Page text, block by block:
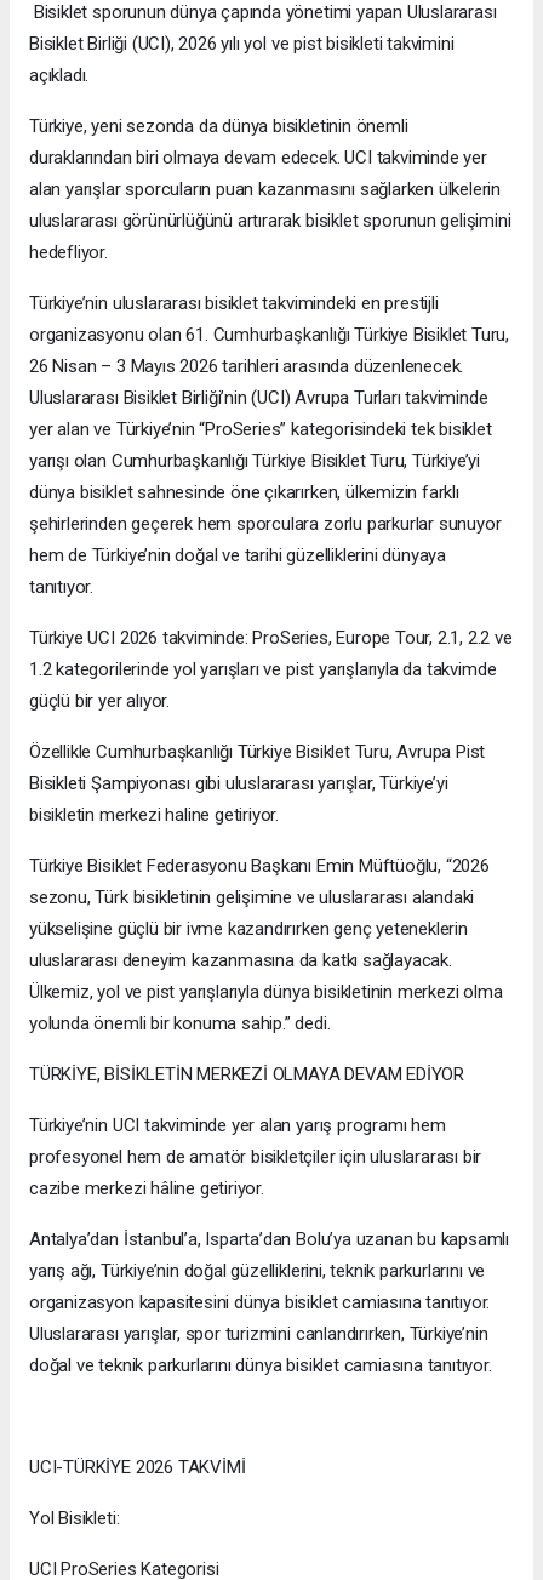
Bisiklet sporunun dünya çapında yönetimi yapan Uluslararası
Bisiklet Birliği (UCI), 2026 yılı yol ve pist bisikleti takvimini
açıkladı.
Türkiye, yeni sezonda da dünya bisikletinin önemli
duraklarından biri olmaya devam edecek. UCI takviminde yer
alan yarışlar sporcuların puan kazanmasını sağlarken ülkelerin
uluslararası görünürlüğünü artırarak bisiklet sporunun gelişimini
hedefliyor.
Türkiye’nin uluslararası bisiklet takvimindeki en prestijli
organizasyonu olan 61. Cumhurbaşkanlığı Türkiye Bisiklet Turu,
26 Nisan – 3 Mayıs 2026 tarihleri arasında düzenlenecek.
Uluslararası Bisiklet Birliği’nin (UCI) Avrupa Turları takviminde
yer alan ve Türkiye’nin “ProSeries” kategorisindeki tek bisiklet
yarışı olan Cumhurbaşkanlığı Türkiye Bisiklet Turu, Türkiye’yi
dünya bisiklet sahnesinde öne çıkarırken, ülkemizin farklı
şehirlerinden geçerek hem sporculara zorlu parkurlar sunuyor
hem de Türkiye’nin doğal ve tarihi güzelliklerini dünyaya
tanıtıyor.
Türkiye UCI 2026 takviminde: ProSeries, Europe Tour, 2.1, 2.2 ve
1.2 kategorilerinde yol yarışları ve pist yarışlarıyla da takvimde
güçlü bir yer alıyor.
Özellikle Cumhurbaşkanlığı Türkiye Bisiklet Turu, Avrupa Pist
Bisikleti Şampiyonası gibi uluslararası yarışlar, Türkiye’yi
bisikletin merkezi haline getiriyor.
Türkiye Bisiklet Federasyonu Başkanı Emin Müftüoğlu, “2026
sezonu, Türk bisikletinin gelişimine ve uluslararası alandaki
yükselişine güçlü bir ivme kazandırırken genç yeteneklerin
uluslararası deneyim kazanmasına da katkı sağlayacak.
Ülkemiz, yol ve pist yarışlarıyla dünya bisikletinin merkezi olma
yolunda önemli bir konuma sahip.” dedi.
TÜRKİYE, BİSİKLETİN MERKEZİ OLMAYA DEVAM EDİYOR
Türkiye’nin UCI takviminde yer alan yarış programı hem
profesyonel hem de amatör bisikletçiler için uluslararası bir
cazibe merkezi hâline getiriyor.
Antalya’dan İstanbul’a, Isparta’dan Bolu’ya uzanan bu kapsamlı
yarış ağı, Türkiye’nin doğal güzelliklerini, teknik parkurlarını ve
organizasyon kapasitesini dünya bisiklet camiasına tanıtıyor.
Uluslararası yarışlar, spor turizmini canlandırırken, Türkiye’nin
doğal ve teknik parkurlarını dünya bisiklet camiasına tanıtıyor.
UCI-TÜRKİYE 2026 TAKVİMİ
Yol Bisikleti:
UCI ProSeries Kategorisi